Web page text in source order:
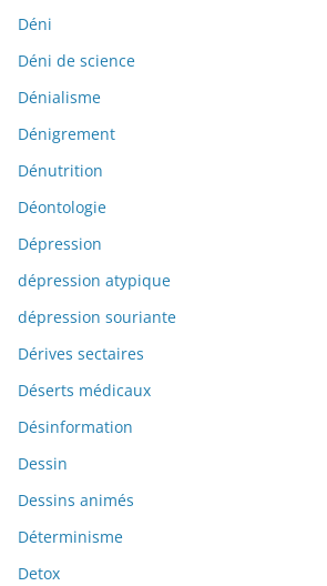
Déni
Déni de science
Dénialisme
Dénigrement
Dénutrition
Déontologie
Dépression
dépression atypique
dépression souriante
Dérives sectaires
Déserts médicaux
Désinformation
Dessin
Dessins animés
Déterminisme
Detox